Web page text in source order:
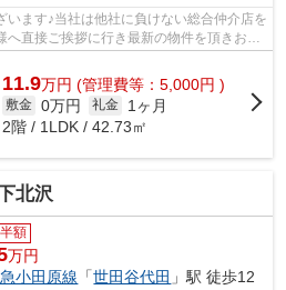
います♪当社は他社に負けない総合仲介店を
へ直接ご挨拶に行き最新の物件を頂きお客
11.9万円 (管理費等：5,000円 )
敷金 0万円 礼金
1ヶ月
2階 / 1LDK / 42.73㎡
北沢
額
万円
小田原線 「世田谷代田 」駅 徒歩12